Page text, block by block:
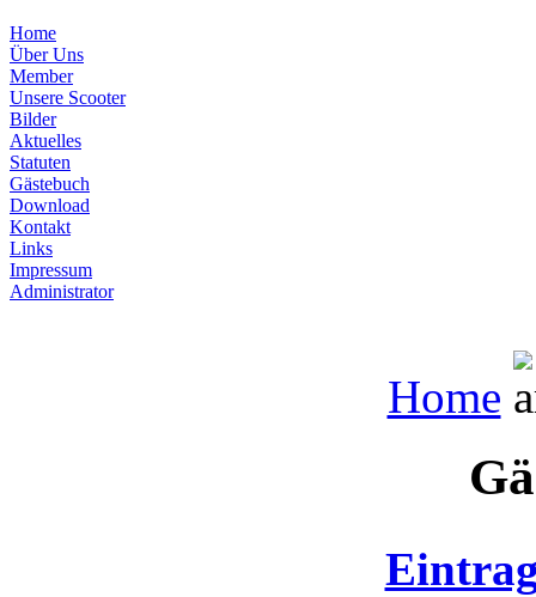
Home
Über Uns
Member
Unsere Scooter
Bilder
Aktuelles
Statuten
Gästebuch
Download
Kontakt
Links
Impressum
Administrator
Home